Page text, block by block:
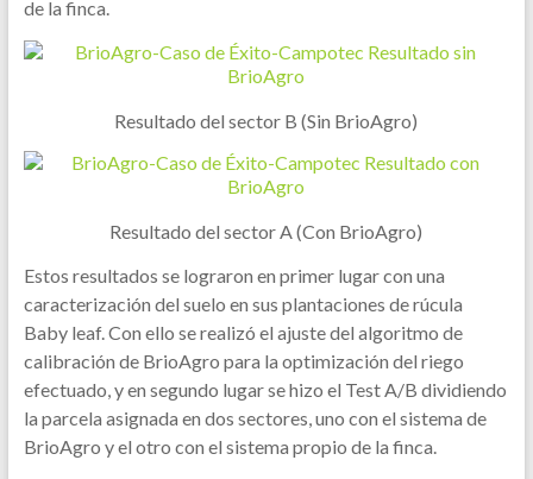
de la finca.
Resultado del sector B (Sin BrioAgro)
Resultado del sector A (Con BrioAgro)
Estos resultados se lograron en primer lugar con una
caracterización del suelo en sus plantaciones de rúcula
Baby leaf. Con ello se realizó el ajuste del algoritmo de
calibración de BrioAgro para la optimización del riego
efectuado, y en segundo lugar se hizo el Test A/B dividiendo
la parcela asignada en dos sectores, uno con el sistema de
BrioAgro y el otro con el sistema propio de la finca.